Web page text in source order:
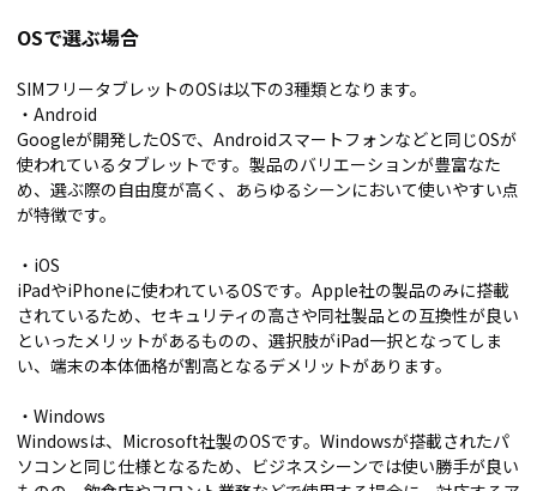
OSで選ぶ場合
SIMフリータブレットのOSは以下の3種類となります。
・Android
Googleが開発したOSで、Androidスマートフォンなどと同じOSが
使われているタブレットです。製品のバリエーションが豊富なた
め、選ぶ際の自由度が高く、あらゆるシーンにおいて使いやすい点
が特徴です。
・iOS
iPadやiPhoneに使われているOSです。Apple社の製品のみに搭載
されているため、セキュリティの高さや同社製品との互換性が良い
といったメリットがあるものの、選択肢がiPad一択となってしま
い、端末の本体価格が割高となるデメリットがあります。
・Windows
Windowsは、Microsoft社製のOSです。Windowsが搭載されたパ
ソコンと同じ仕様となるため、ビジネスシーンでは使い勝手が良い